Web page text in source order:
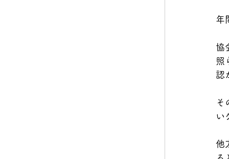
年
協
照
認
そ
い
他